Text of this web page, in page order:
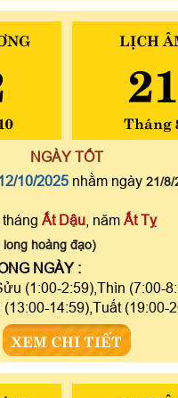
LỊCH
21
Tháng
NGÀY TỐT
10/2025 nhằm ngày 21/8/
, tháng Ất Dậu , năm Ất Tỵ
hoàng đạo)
NGÀY :
(1:00-2:59),Thìn (7:00-
(13:00-14:59),Tuất (19:00-
XEM CHI TIẾT